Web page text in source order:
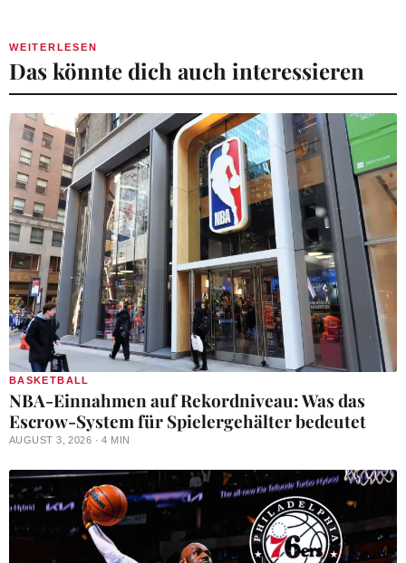
WEITERLESEN
Das könnte dich auch interessieren
BASKETBALL
NBA-Einnahmen auf Rekordniveau: Was das
Escrow-System für Spielergehälter bedeutet
AUGUST 3, 2026 · 4 MIN